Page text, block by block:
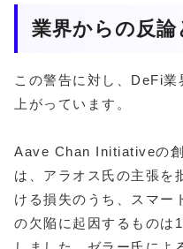
業界からの反論
この警告に対し、DeFi
上がっています。
Aave Chan Initiativeの
は、アラオス氏の主張を
ける損失のうち、スマー
の欠陥に起因するものは